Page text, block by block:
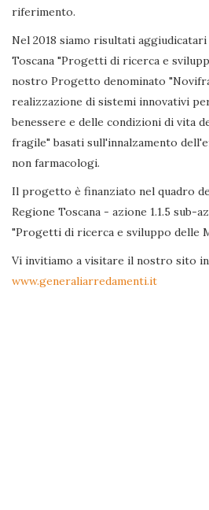
riferimento.
Nel 2018 siamo risultati aggiudicatari
Toscana "Progetti di ricerca e
nostro Progetto denominato
realizzazione di sistemi innovativi
benessere e delle condizioni di vita
fragile" basati sull'innalzamento
non farmacologi.
Il progetto è finanziato nel quadro
Regione Toscana - azione 1.1.5 sub-
"Progetti di ricerca e sviluppo delle
Vi invitiamo a visitare il nostro sito
www.generaliarredamenti.it